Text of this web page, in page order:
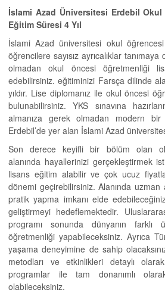
İslami Azad Üniversitesi Erdebil
Eğitim Süresi 4 Yıl
İslami Azad üniversitesi okul
öğrencilere sayısız ayrıcalıklar
olmadan okul öncesi öğretmenliği
edebilirsiniz. eğitiminizi Farsça dilinde
yıldır. Lise diplomanız ile okul öncesi
bulunabilirsiniz. YKS sınavına
almanıza gerek olmadan modern
Erdebil’de yer alan İslami Azad
Son derece keyifli bir bölüm olan
alanında hayallerinizi gerçekleştirmek
lisans eğitim alabilir ve çok ucuz
dönemi geçirebilirsiniz. Alanında
pratik yapma imkanı elde
geliştirmeyi hedeflemektedir.
programı sonunda dünyanın farklı
öğretmenliği yapabileceksiniz. Ayrıca
yaşama deneyimine de sahip
metodları ve etkinlikleri detaylı
programlar ile tam donanımlı
olabileceksiniz.